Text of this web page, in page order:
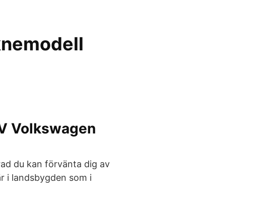
Volkswagen
du kan förvänta dig av
i landsbygden som i